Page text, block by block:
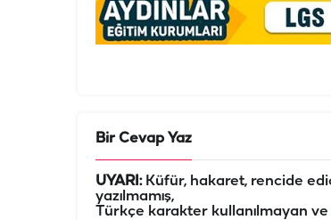
Bir Cevap Yaz
UYARI:Küfür, hakaret, rencide
yazılmamış,
Türkçe karakter kullanılmayan